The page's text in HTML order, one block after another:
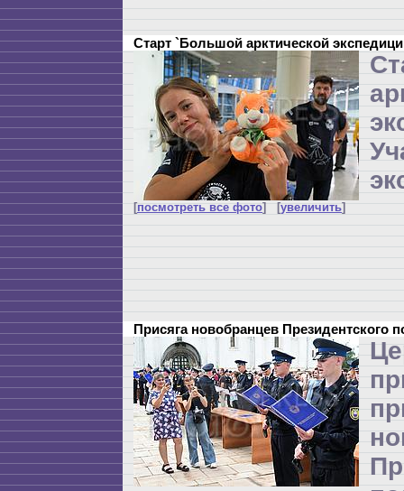
Старт `Большой арктической
[посмотреть все фото] [увеличить]
Присяга новобранцев Президентского